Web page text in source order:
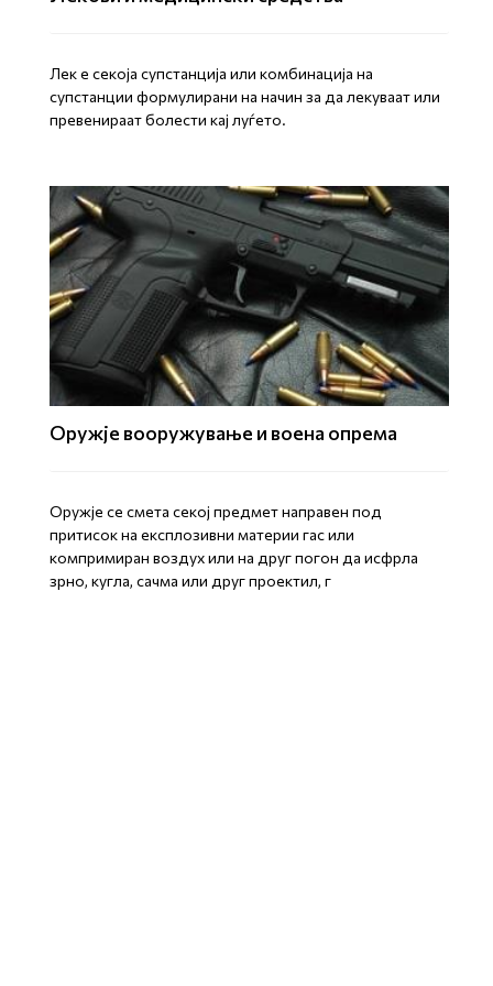
Лек е секоја супстанција или комбинација на
супстанции формулирани на начин за да лекуваат или
превенираат болести кај луѓето.
Оружје вооружување и воена опрема
Оружје се смета секој предмет направен под
притисок на експлозивни материи гас или
компримиран воздух или на друг погон да исфрла
зрно, кугла, сачма или друг проектил, г